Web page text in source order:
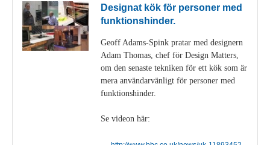
Designat kök för personer med
funktionshinder.
Geoff Adams-Spink pratar med designern
Adam Thomas, chef för Design Matters,
om den senaste tekniken för ett kök som är
mera användarvänligt för personer med
funktionshinder.
Se videon här: